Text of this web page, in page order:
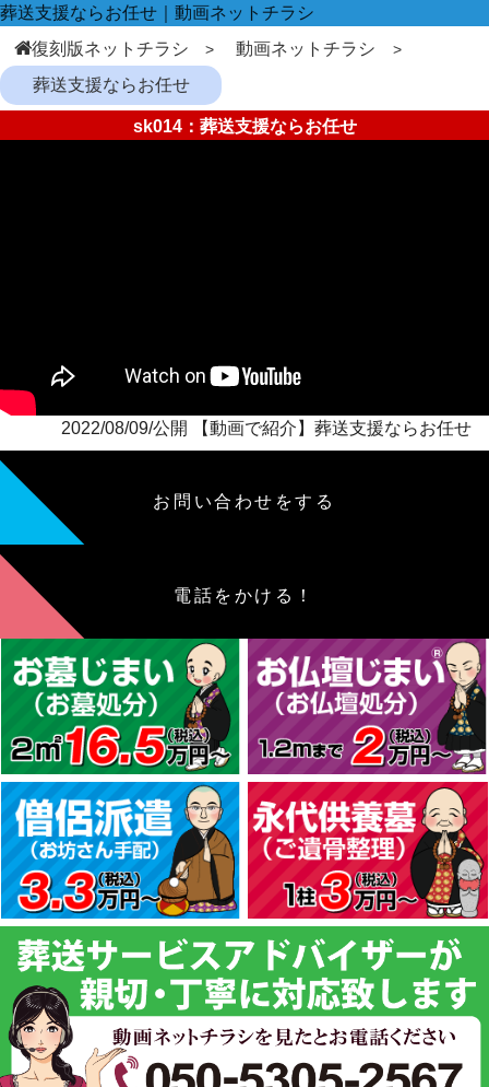
葬送支援ならお任せ｜動画ネットチラシ
復刻版ネットチラシ
動画ネットチラシ
葬送支援ならお任せ
sk014：葬送支援ならお任せ
2022/08/09/公開 【動画で紹介】葬送支援ならお任せ
お問い合わせをする
電話をかける！